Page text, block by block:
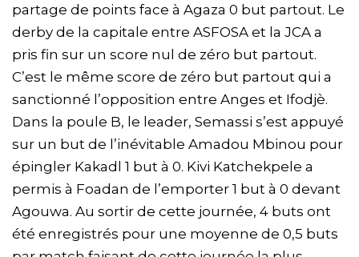
partage de points face à Agaza 0 but partout. Le
derby de la capitale entre ASFOSA et la JCA a
pris fin sur un score nul de zéro but partout.
C’est le même score de zéro but partout qui a
sanctionné l’opposition entre Anges et Ifodjè.
Dans la poule B, le leader, Semassi s’est appuyé
sur un but de l’inévitable Amadou Mbinou pour
épingler Kakadl 1 but à 0. Kivi Katchekpele a
permis à Foadan de l’emporter 1 but à 0 devant
Agouwa. Au sortir de cette journée, 4 buts ont
été enregistrés pour une moyenne de 0,5 buts